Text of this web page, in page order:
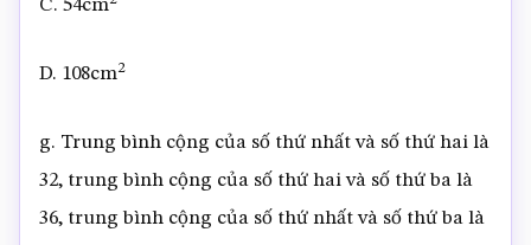
C. 54cm
D. 108cm2
g. Trung bình cộng của số thứ nhất và số thứ hai là
32, trung bình cộng của số thứ hai và số thứ ba là
36, trung bình cộng của số thứ nhất và số thứ ba là